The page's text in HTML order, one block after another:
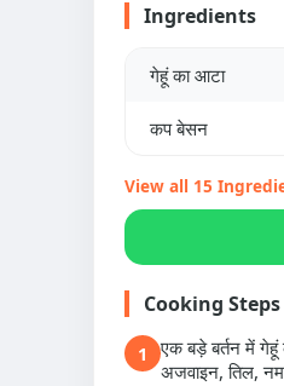
Ingredients
गेहूं का आटा
कप बेसन
View all 15
Cooking Steps
1
एक बड़े बर्तन में गेहूं
अजवाइन, तिल,